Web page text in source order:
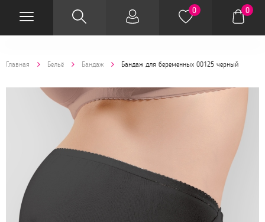
0 0
Главная Бельё Бандаж Бандаж для беременных 00125 черный